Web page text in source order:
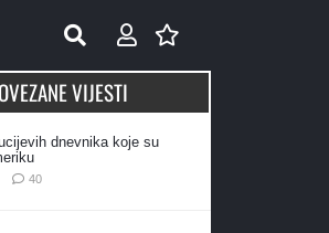
VIJESTI
dnevnika koje su
40komentara